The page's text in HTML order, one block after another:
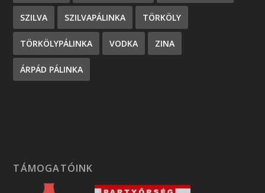
SZILVA SZILVAPÁLINKA TÖRKÖLY
TÖRKÖLYPÁLINKA VODKA ZINA
ÁRPÁD PÁLINKA
TÁMOGATÓINK